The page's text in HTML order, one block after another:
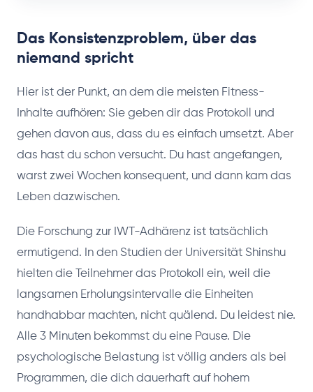
Das Konsistenzproblem, über das
niemand spricht
Hier ist der Punkt, an dem die meisten Fitness-
Inhalte aufhören: Sie geben dir das Protokoll und
gehen davon aus, dass du es einfach umsetzt. Aber
das hast du schon versucht. Du hast angefangen,
warst zwei Wochen konsequent, und dann kam das
Leben dazwischen.
Die Forschung zur IWT-Adhärenz ist tatsächlich
ermutigend. In den Studien der Universität Shinshu
hielten die Teilnehmer das Protokoll ein, weil die
langsamen Erholungsintervalle die Einheiten
handhabbar machten, nicht quälend. Du leidest nie.
Alle 3 Minuten bekommst du eine Pause. Die
psychologische Belastung ist völlig anders als bei
Programmen, die dich dauerhaft auf hohem